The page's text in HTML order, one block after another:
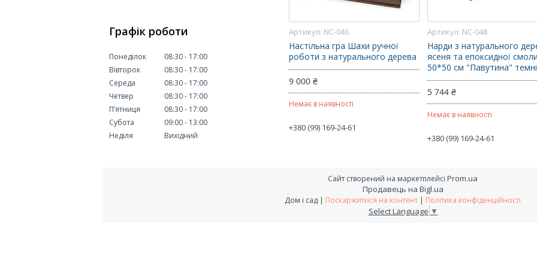
NC-046
Настільна гра Шахи ручної
роботи з натурального дерева
9 000 ₴
Немає в наявності
+380 (99) 169-24-61
NC-048
Нарди з натурального
ясеня та епоксидної смоли
50*50 см "Павутина" темні
5 744 ₴
Немає в наявності
+380 (99) 169-24-61
Графік роботи
Понеділок 08:30
17:00
Вівторок
08:30
17:00
Середа
08:30
17:00
Четвер
08:30
17:00
Пʼятниця
08:30
17:00
Субота
09:00
13:00
Неділя
Вихідний
Сайт створений на маркетплейсі Prom.ua
Продавець на Bigl.ua
Дом і сад | Поскаржитися на контент | Політика конфіденційності
Select Language ▼